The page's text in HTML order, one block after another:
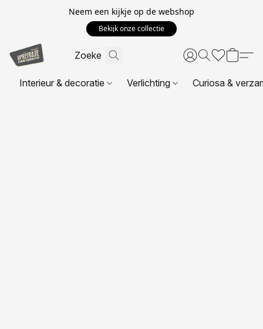
Neem een kijkje op de webshop
Bekijk onze collectie
Interieur & decoratie Verlichting Curiosa &